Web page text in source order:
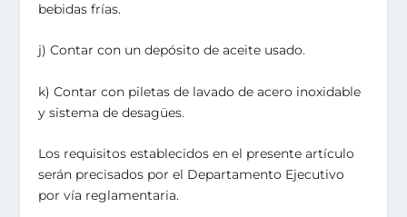
bebidas frías.
j) Contar con un depósito de aceite usado.
k) Contar con piletas de lavado de acero inoxidable
y sistema de desagües.
Los requisitos establecidos en el presente artículo
serán precisados por el Departamento Ejecutivo
por vía reglamentaria.